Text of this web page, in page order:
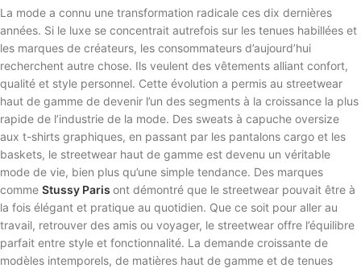
La mode a connu une transformation radicale ces dix dernières
années. Si le luxe se concentrait autrefois sur les tenues habillées et
les marques de créateurs, les consommateurs d’aujourd’hui
recherchent autre chose. Ils veulent des vêtements alliant confort,
qualité et style personnel. Cette évolution a permis au streetwear
haut de gamme de devenir l’un des segments à la croissance la plus
rapide de l’industrie de la mode. Des sweats à capuche oversize
aux t-shirts graphiques, en passant par les pantalons cargo et les
baskets, le streetwear haut de gamme est devenu un véritable
mode de vie, bien plus qu’une simple tendance. Des marques
comme Stussy Paris ont démontré que le streetwear pouvait être à
la fois élégant et pratique au quotidien. Que ce soit pour aller au
travail, retrouver des amis ou voyager, le streetwear offre l’équilibre
parfait entre style et fonctionnalité. La demande croissante de
modèles intemporels, de matières haut de gamme et de tenues